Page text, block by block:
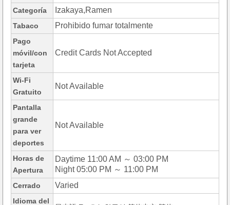
Categoría Izakaya,Ramen
Tabaco Prohibido fumar totalmente
Pago
móvil/con
tarjeta
Credit Cards Not Accepted
Wi-Fi
Gratuito
Not Available
Pantalla
grande
para ver
deportes
Not Available
Horas de
Apertura
Daytime 11:00 AM ～ 03:00 PM
Night 05:00 PM ～ 11:00 PM
Cerrado Varied
Idioma del